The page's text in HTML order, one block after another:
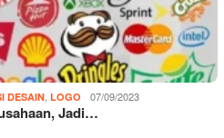
DESAIN LOGO 07/09/2023
Jadi…